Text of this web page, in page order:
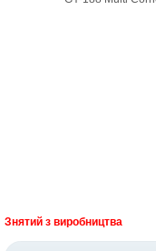
Знятий з виробництва